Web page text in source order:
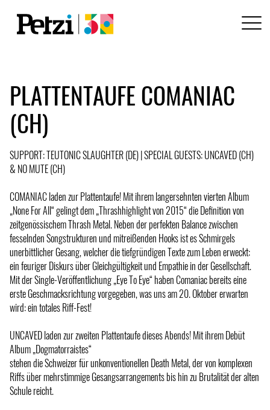
PLATTENTAUFE COMANIAC
(CH)
SUPPORT: TEUTONIC SLAUGHTER (DE) | SPECIAL GUESTS: UNCAVED (CH)
& NO MUTE (CH)
COMANIAC laden zur Plattentaufe! Mit ihrem langersehnten vierten Album
„None For All“ gelingt dem „Thrashhighlight von 2015“ die Definition von
zeitgenössischem Thrash Metal. Neben der perfekten Balance zwischen
fesselnden Songstrukturen und mitreißenden Hooks ist es Schmirgels
unerbittlicher Gesang, welcher die tiefgründigen Texte zum Leben erweckt:
ein feuriger Diskurs über Gleichgültigkeit und Empathie in der Gesellschaft.
Mit der Single-Veröffentlichung „Eye To Eye“ haben Comaniac bereits eine
erste Geschmacksrichtung vorgegeben, was uns am 20. Oktober erwarten
wird: ein totales Riff-Fest!
UNCAVED laden zur zweiten Plattentaufe dieses Abends! Mit ihrem Debüt
Album „Dogmatorraistes“
stehen die Schweizer für unkonventionellen Death Metal, der von komplexen
Riffs über mehrstimmige Gesangsarrangements bis hin zu Brutalität der alten
Schule reicht.